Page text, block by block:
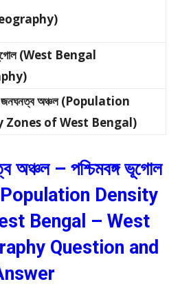
ভূগোল (West Bengal
জনঘনত্ব অঞ্চল (Population
Zones of West Bengal)
অঞ্চল – পশ্চিমবঙ্গ ভূগোল
Population Density
Bengal – West
Question and